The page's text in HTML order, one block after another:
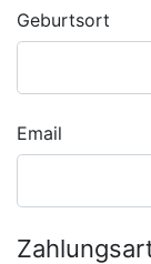
Geburtsort
Email